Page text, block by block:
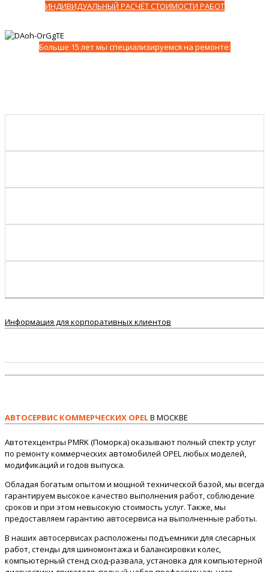
ИНДИВИДУАЛЬНЫЙ РАСЧЁТ СТОИМОСТИ РАБОТ
Больше 15 лет мы специализируемся на ремонте:
Информация для корпоративных клиентов
АВТОСЕРВИС КОММЕРЧЕСКИХ OPELВ МОСКВЕ
Автотехцентры PMRK (Поморка) оказывают полный спектр услуг
по ремонту коммерческих автомобилей OPEL любых моделей,
модификаций и годов выпуска.
Обладая богатым опытом и мощной технической базой, мы всегда
гарантируем высокое качество выполнения работ, соблюдение
сроков и при этом невысокую стоимость услуг. Также, мы
предоставляем гарантию автосервиса на выполненные работы.
В наших автосервисах расположены подъемники для слесарных
работ, стенды для шиномонтажа и балансировки колес,
компьютерный стенд сход-развала, установка для компьютерной